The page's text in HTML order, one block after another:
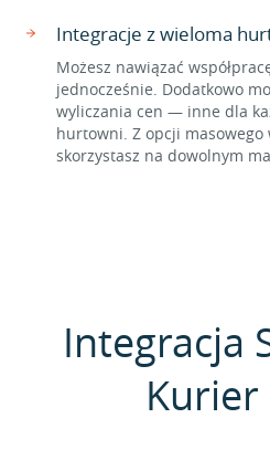
Integracje z wieloma
Możesz nawiązać
jednocześnie. Dodatkowo
wyliczania cen — inne dla
hurtowni. Z opcji
skorzystasz na dowolnym
Integracja
Kurier